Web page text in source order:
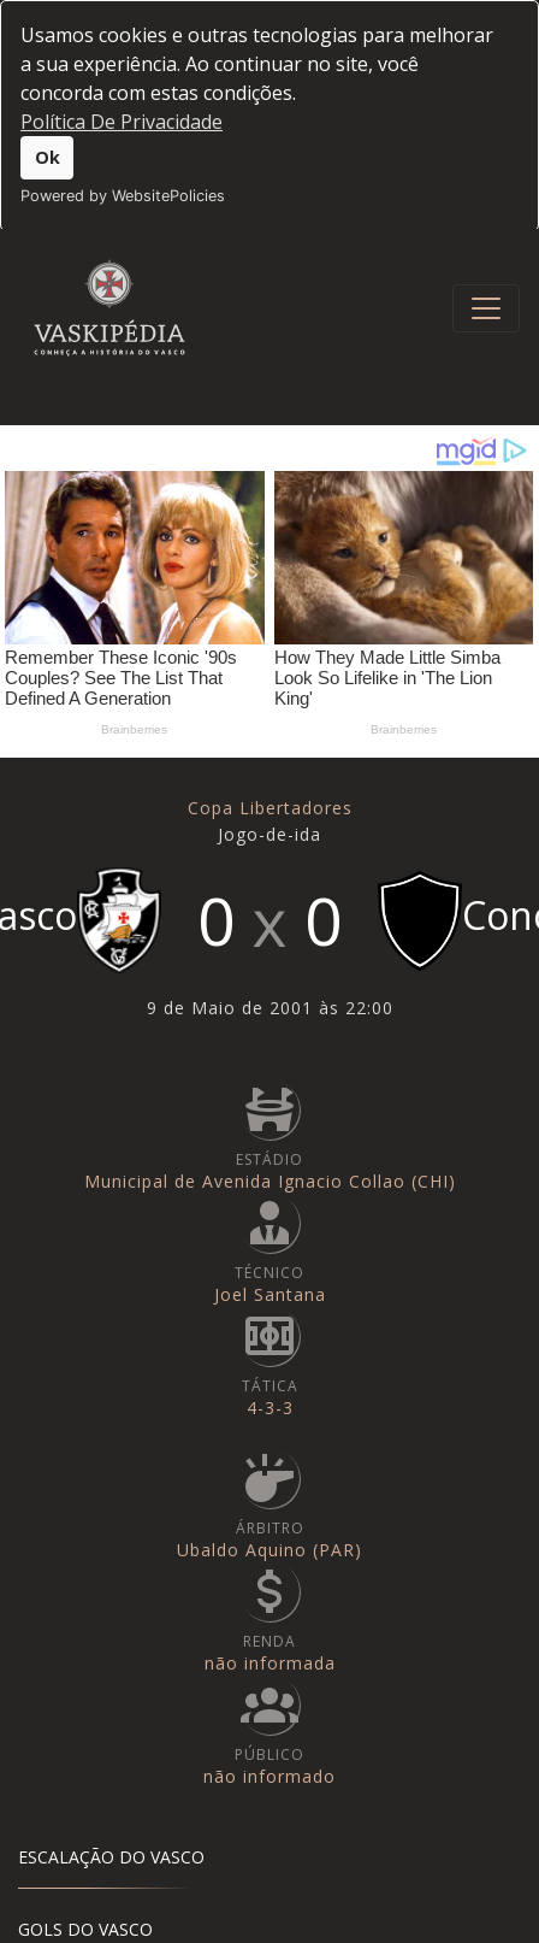
Usamos cookies e outras tecnologias para melhorar
a sua experiência. Ao continuar no site, você
concorda com estas condições.
Política De Privacidade
Ok
Powered by WebsitePolicies
Copa Libertadores
Jogo-de-ida
0 0
9 de Maio de 2001 às 22:00
ESTÁDIO
Municipal de Avenida Ignacio Collao (CHI)
TÉCNICO
Joel Santana
TÁTICA
4-3-3
ÁRBITRO
Ubaldo Aquino (PAR)
RENDA
não informada
PÚBLICO
não informado
ESCALAÇÃO DO VASCO
GOLS DO VASCO